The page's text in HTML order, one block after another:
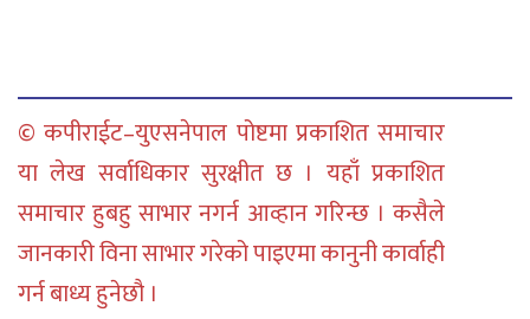
© कपीराईट–युएसनेपाल पोष्टमा प्रकाशित समाचार
या लेख सर्वाधिकार सुरक्षीत छ । यहाँ प्रकाशित
समाचार हुबहु साभार नगर्न आव्हान गरिन्छ । कसैले
जानकारी विना साभार गरेको पाइएमा कानुनी कार्वाही
गर्न बाध्य हुनेछौ ।